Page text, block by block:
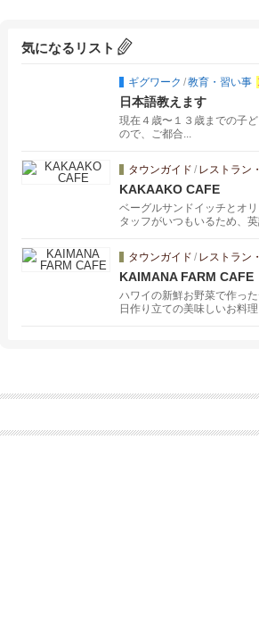
気になるリスト
ギグワーク /教育・習い事
日本語教えます
現在４歳〜１３歳までの子
ので、ご都合...
タウンガイド / レストラン
KAKAAKO CAFE
ベーグルサンドイッチとオ
タッフがいつもいるため、
クリームも。バーは生ビー
にハンバーガーやおつまみ
タウンガイド / レストラン
KAIMANA FARM CAFE
ハワイの新鮮お野菜で作っ
日作り立ての美味しいお料